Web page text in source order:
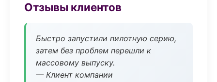
Отзывы клиентов
Быстро запустили пилотную серию,
затем без проблем перешли к
массовому выпуску.
— Клиент компании